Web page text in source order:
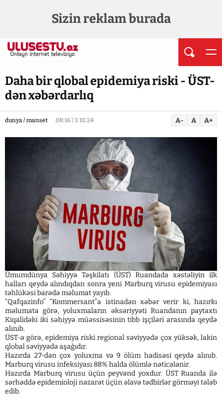
Sizin reklam burada
Daha bir qlobal epidemiya riski - ÜST-
dən xəbərdarlıq
dunya / manset 08:16 | 3.10.24 A- A A+
Ümumdünya Səhiyyə Təşkilatı (ÜST) Ruandada xəstəliyin ilk
halları qeydə alındıqdan sonra yeni Marburq virusu epidemiyası
təhlükəsi barədə məlumat yayıb.
“Qafqazinfo” “Kommersant”a istinadən xəbər verir ki, hazırkı
məlumata görə, yoluxmaların əksəriyyəti Ruandanın paytaxtı
Kiqalidəki iki səhiyyə müəssisəsinin tibb işçiləri arasında qeydə
alınıb.
ÜST-ə görə, epidemiya riski regional səviyyədə çox yüksək, lakin
qlobal səviyyədə aşağıdır.
Hazırda 27-dən çox yoluxma və 9 ölüm hadisəsi qeydə alınıb.
Marburq virusu infeksiyası 88% halda ölümlə nəticələnir.
Hazırda Marburq virusu üçün peyvənd yoxdur. ÜST Ruanda ilə
sərhəddə epidemioloji nəzarət üçün əlavə tədbirlər görməyi tələb
edib.